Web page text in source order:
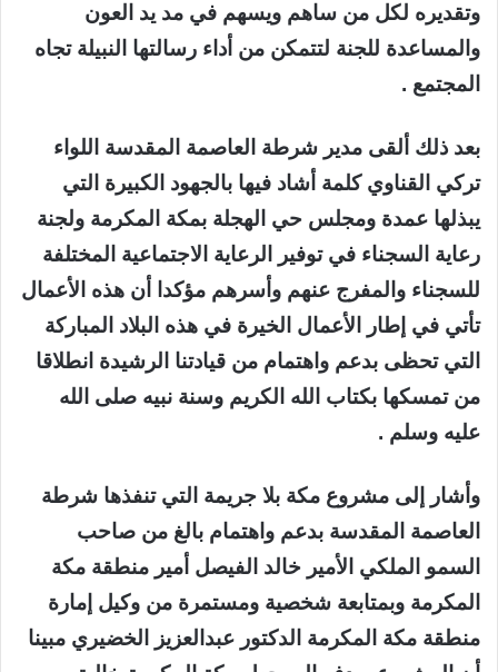
وتقديره لكل من ساهم ويسهم في مد يد العون
والمساعدة للجنة لتتمكن من أداء رسالتها النبيلة تجاه
المجتمع .
بعد ذلك ألقى مدير شرطة العاصمة المقدسة اللواء
تركي القناوي كلمة أشاد فيها بالجهود الكبيرة التي
يبذلها عمدة ومجلس حي الهجلة بمكة المكرمة ولجنة
رعاية السجناء في توفير الرعاية الاجتماعية المختلفة
للسجناء والمفرج عنهم وأسرهم مؤكدا أن هذه الأعمال
تأتي في إطار الأعمال الخيرة في هذه البلاد المباركة
التي تحظى بدعم واهتمام من قيادتنا الرشيدة انطلاقا
من تمسكها بكتاب الله الكريم وسنة نبيه صلى الله
عليه وسلم .
وأشار إلى مشروع مكة بلا جريمة التي تنفذها شرطة
العاصمة المقدسة بدعم واهتمام بالغ من صاحب
السمو الملكي الأمير خالد الفيصل أمير منطقة مكة
المكرمة وبمتابعة شخصية ومستمرة من وكيل إمارة
منطقة مكة المكرمة الدكتور عبدالعزيز الخضيري مبينا